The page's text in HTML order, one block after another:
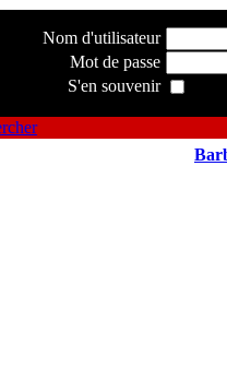
Nom d'utilisateur
Mot de passe
S'en souvenir